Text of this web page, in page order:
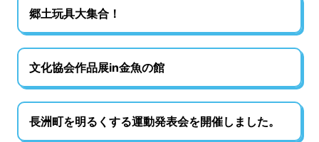
郷土玩具大集合！
文化協会作品展in金魚の館
長洲町を明るくする運動発表会を開催しました。